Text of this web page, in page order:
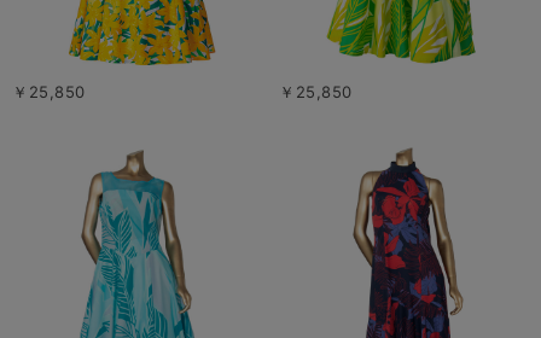
￥25,850 ￥25,850